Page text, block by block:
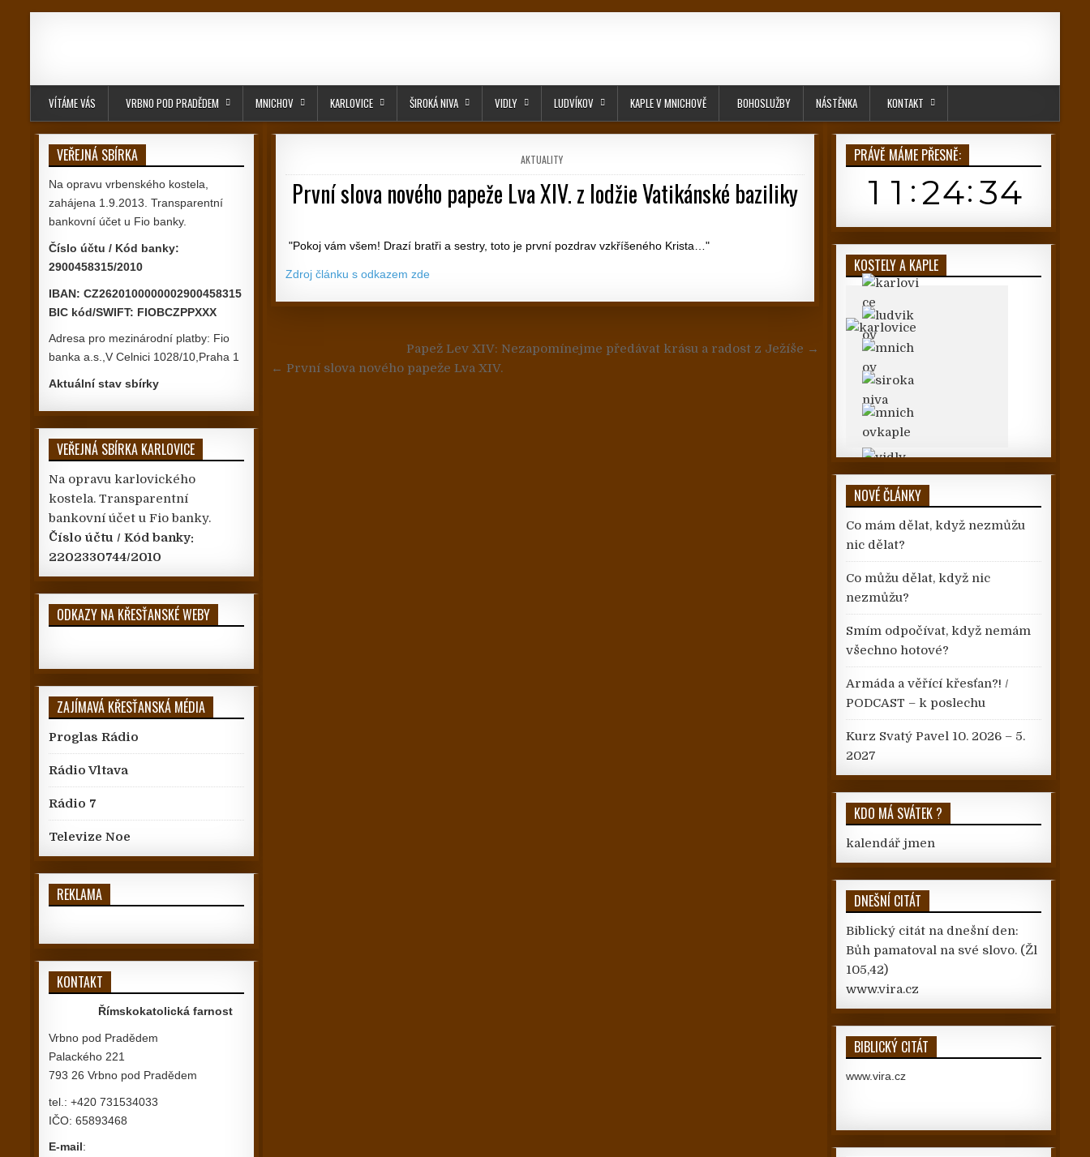
VÍTÁME VÁS VRBNO POD PRADĚDEM MNICHOV KARLOVICE ŠIROKÁ NIVA VIDLY LUDVÍKOV KAPLE V MNICHOVĚ BOHOSLUŽBY NÁSTĚNKA KONTAKT
POSTED IN
AKTUALITY
První slova nového papeže Lva XIV. z lodžie Vatikánské baziliky
"Pokoj vám všem! Drazí bratři a sestry, toto je první pozdrav vzkříšeného Krista…"
Zdroj článku s odkazem zde
Navigace pro příspěvekPapež Lev XIV: Nezapomínejme předávat krásu a radost z Ježíše →
← První slova nového papeže Lva XIV.
VEŘEJNÁ SBÍRKA
Na opravu vrbenského kostela,
zahájena 1.9.2013. Transparentní
bankovní účet u Fio banky.
Číslo účtu / Kód banky:
2900458315/2010
IBAN: CZ2620100000002900458315
BIC kód/SWIFT: FIOBCZPPXXX
Adresa pro mezinárodní platby: Fio
banka a.s.,V Celnici 1028/10,Praha 1
Aktuální stav sbírky
VEŘEJNÁ SBÍRKA KARLOVICE
Na opravu karlovického
kostela. Transparentní
bankovní účet u Fio banky.
Číslo účtu / Kód banky:
2202330744/2010
ODKAZY NA KŘESŤANSKÉ WEBY
ZAJÍMAVÁ KŘESŤANSKÁ MÉDIA
Proglas Rádio
Rádio Vltava
Rádio 7
Televize Noe
REKLAMA
KONTAKT
Římskokatolická farnost
Vrbno pod Pradědem
Palackého 221
793 26 Vrbno pod Pradědem
tel.: +420 731534033
IČO: 65893468
E-mail:
PRÁVĚ MÁME PŘESNĚ:
KOSTELY A KAPLE
NOVÉ ČLÁNKY
Co mám dělat, když nezmůžu
nic dělat?
Co můžu dělat, když nic
nezmůžu?
Smím odpočívat, když nemám
všechno hotové?
Armáda a věřící křesťan?! /
PODCAST – k poslechu
Kurz Svatý Pavel 10. 2026 – 5.
2027
KDO MÁ SVÁTEK ?
kalendář jmen
DNEŠNÍ CITÁT
Biblický citát na dnešní den:
Bůh pamatoval na své slovo. (Žl
105,42)
www.vira.cz
BIBLICKÝ CITÁT
www.vira.cz